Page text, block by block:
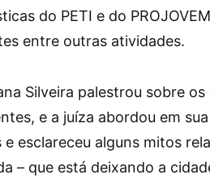
do PETI e do
entre outras atividades.
Silveira palestrou sobre
e a juíza abordou em
esclareceu alguns mitos
– que está deixando a